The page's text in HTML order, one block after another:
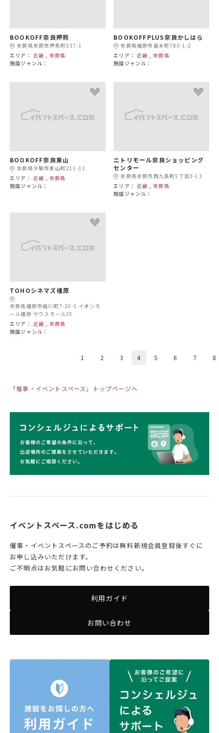
BOOKOFF奈良押熊
奈良県奈良市押熊町537-1
エリア： 近畿
奈良県
施設ジャンル：
BOOKOFFPLUS奈良かしはら
奈良県橿原市葛本町780-1-2
エリア：近畿
奈良県
施設ジャンル：
BOOKOFF奈良東山
奈良県生駒市東山町211-11
エリア： 近畿
奈良県
施設ジャンル：
ニトリモール奈良ショッピング
センター
奈良県奈良市西九条町5丁目3-13
エリア：近畿
奈良県
施設ジャンル：
TOHOシネマズ橿原
奈良県橿原市曲川町7-20-1 イオンモ
ール橿原 サウスモール3F
エリア： 近畿
奈良県
施設ジャンル：
1 2 3 4 5 6 7 8
「催事・イベントスペース」トップページへ
イベントスペース.comをはじめる
催事・イベントスペースのご予約は無料新規会員登録後すぐに
お申し込みいただけます。
ご不明点はお気軽にお問い合わせください。
利用ガイド
お問い合わせ